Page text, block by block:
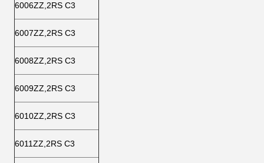
6006ZZ,2RS C3
6007ZZ,2RS C3
6008ZZ,2RS C3
6009ZZ,2RS C3
6010ZZ,2RS C3
6011ZZ,2RS C3